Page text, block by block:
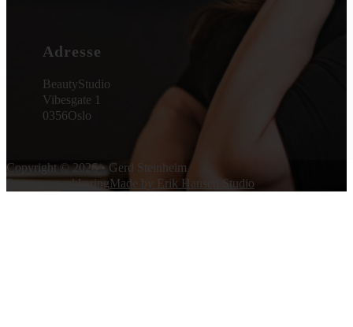
Adresse
BeautyStudio
Vibesgate 1
0356Oslo
Copyright © 2026 • Gerd Steinheim
PersonvernerklæringMade by Erik Hansen Studio